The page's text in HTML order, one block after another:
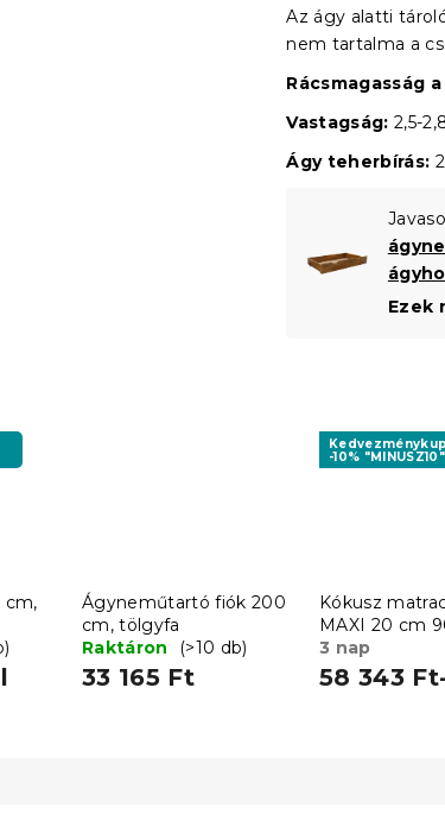
Az ágy alatti
nem tartalma a
Rácsmagasság
Vastagság: 2,5-
Ágy teherbírás:
Ezek
cm,
Ágyneműtartó fiók 200
cm, tölgyfa
Raktáron
(>10 db)
33 165 Ft
-10% "MINUSZ10"
Kókusz
MAXI 20 cm
cm
3 nap
58 343